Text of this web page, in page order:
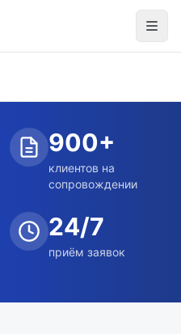
900+
клиентов на
сопровождении
24/7
приём заявок